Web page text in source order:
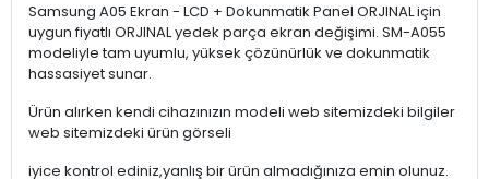
Samsung A05 Ekran - LCD + Dokunmatik Panel ORJINAL için
uygun fiyatlı ORJINAL yedek parça ekran değişimi. SM-A055
modeliyle tam uyumlu, yüksek çözünürlük ve dokunmatik
hassasiyet sunar.
Ürün alırken kendi cihazınızın modeli web sitemizdeki bilgiler
web sitemizdeki ürün görseli
iyice kontrol ediniz,yanlış bir ürün almadığınıza emin olunuz.